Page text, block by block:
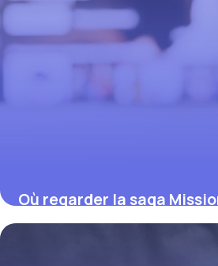
Où regarder la saga
les films de Nolan en